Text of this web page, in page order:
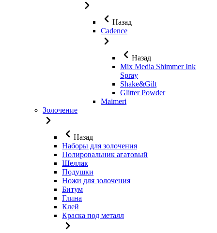
Назад
Cadence
Назад
Mix Media Shimmer Ink
Spray
Shake&Gilt
Glitter Powder
Maimeri
Золочение
Назад
Наборы для золочения
Полировальник агатовый
Шеллак
Подушки
Ножи для золочения
Битум
Глина
Клей
Краска под металл